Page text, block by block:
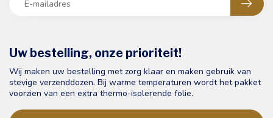
Uw bestelling, onze prioriteit!
Wij maken uw bestelling met zorg klaar en maken gebruik van
stevige verzenddozen. Bij warme temperaturen wordt het pakket
voorzien van een extra thermo-isolerende folie.